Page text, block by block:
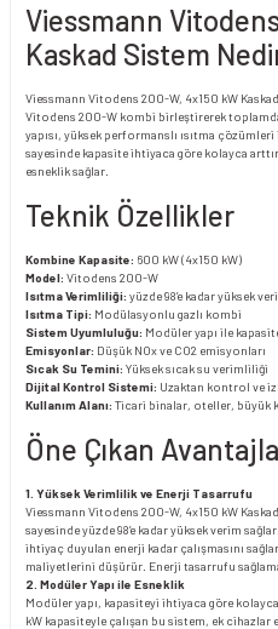
Viessmann
Kaskad Sistem
Viessmann Vitodens 200-W, 4x150 kW
Vitodens 200-W kombi birleştirerek
yapısı, yüksek performanslı ısıtma
sayesinde kapasite ihtiyaca göre kolayca
esneklik sağlar.
Teknik Özellikler
Kombine Kapasite: 600 kW (4x150 kW)
Model: Vitodens 200-W
Isıtma Verimliliği: yüzde 98’e kadar yüksek
Isıtma Tipi: Modülasyonlu gazlı kombi
Sistem Uyumluluğu: Modüler yapı ile
Emisyonlar: Düşük NOx ve CO2 emisyonları
Sıcak Su Temini: Yüksek sıcak su verimliliği
Dijital Kontrol Sistemi: Uzaktan kontrol ve
Kullanım Alanı: Ticari binalar, oteller, büyük
Öne Çıkan
1. Yüksek Verimlilik ve Enerji Tasarrufu
Viessmann Vitodens 200-W, 4x150 kW
sayesinde yüzde 98’e kadar yüksek verim
ihtiyaç duyulan enerji kadar çalışmasını
maliyetlerini düşürür. Enerji tasarrufu
2. Modüler Yapı ile Esneklik
Modüler yapı, kapasiteyi ihtiyaca göre
kW kapasiteyle çalışan bu sistem, ek cihazlar